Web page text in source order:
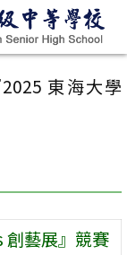
2025 東海大學
創藝展』競賽